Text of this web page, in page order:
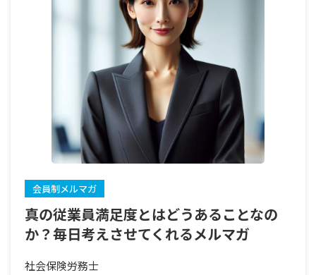
会員制メルマガ
真の従業員満足度とはどうあることなの
か？毎日考えさせてくれるメルマガ
社会保険労務士